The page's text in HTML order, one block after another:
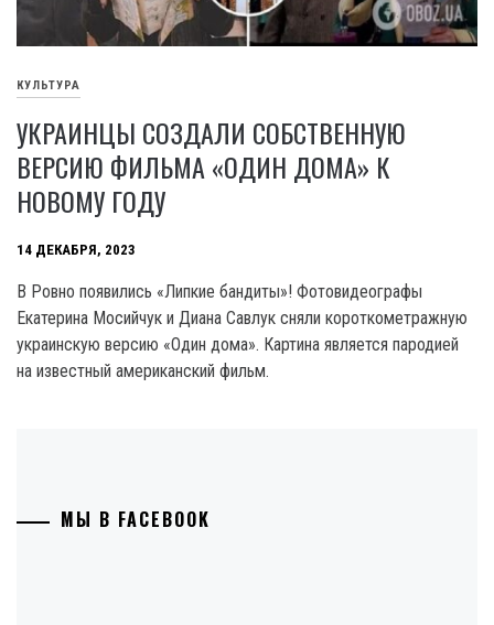
КУЛЬТУРА
УКРАИНЦЫ СОЗДАЛИ СОБСТВЕННУЮ
ВЕРСИЮ ФИЛЬМА «ОДИН ДОМА» К
НОВОМУ ГОДУ
14 ДЕКАБРЯ, 2023
В Ровно появились «Липкие бандиты»! Фотовидеографы
Екатерина Мосийчук и Диана Савлук сняли короткометражную
украинскую версию «Один дома». Картина является пародией
на известный американский фильм.
МЫ В FACEBOOK